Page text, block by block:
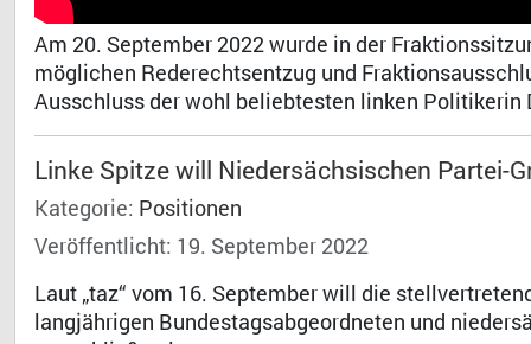
Dr.
Am 20. September 2022 wurde in der
möglichen Rederechtsentzug und
Ausschluss der wohl beliebtesten linken
Linke Spitze will Niedersächsischen Partei-
Kategorie: Positionen
Veröffentlicht: 19. September 2022
Laut „taz“ vom 16. September will die
langjährigen Bundestagsabgeordneten und